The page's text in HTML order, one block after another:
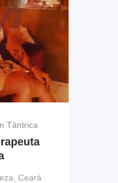
Tântrica
Ceará